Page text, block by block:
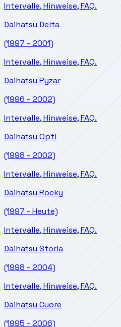
Intervalle, Hinweise, FAQ.
Daihatsu Delta
(1997 - 2001)
Intervalle, Hinweise, FAQ.
Daihatsu Pyzar
(1996 - 2002)
Intervalle, Hinweise, FAQ.
Daihatsu Opti
(1998 - 2002)
Intervalle, Hinweise, FAQ.
Daihatsu Rocky
(1997 - Heute)
Intervalle, Hinweise, FAQ.
Daihatsu Storia
(1998 - 2004)
Intervalle, Hinweise, FAQ.
Daihatsu Cuore
(1995 - 2006)